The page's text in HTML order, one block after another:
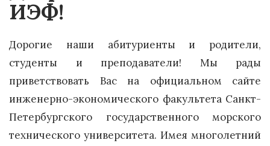
ИЭФ!
Дорогие наши абитуриенты и родители,
студенты и преподаватели! Мы рады
приветствовать Вас на официальном сайте
инженерно-экономического факультета Санкт-
Петербургского государственного морского
технического университета. Имея многолетний